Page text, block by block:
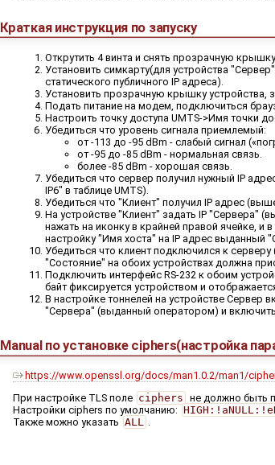
Краткая инструкция по запуску
Открутить 4 винта и снять прозрачную крышку
Установить симкарту(для устройства
статического публичного IP адреса).
Установить прозрачную крышку устройства,
Подать питание на модем, подключиться
Настроить точку доступа UMTS->Имя точки
Убедиться что уровень сигнала приемлемый:
от -113 до -95 dBm - слабый сигнал
от -95 до -85 dBm - нормальная связь.
более -85 dBm - хорошая связь.
Убедиться что сервер получил нужный IP
IP6" в таблице UMTS).
Убедиться что "Клиент" получил IP адрес
На устройстве "Клиент" задать IP "Сервера"
нажать на иконку в крайней правой ячейке, и
настройку "Имя хоста" на IP адрес выданный
Убедиться что клиент подключился к
"Состояние" на обоих устройствах должна
Подключить интерфейс RS-232 к обоим
байт фиксируется устройством и
В настройке тоннелей на устройстве Сервер
"Сервера" (выданный оператором) и включить
Manual по установке ciphers(настройка
https://www.openssl.org/docs/man1.0.2/man1/
При настройке TLS поле ciphers не должно быть
Настройки ciphers по умолчанию:
Также можно указать ALL .